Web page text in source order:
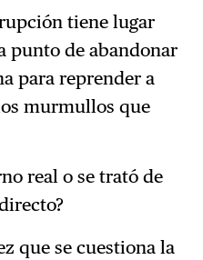
tiene lugar
punto de abandonar
para reprender a
murmullos que
real o se trató de
que se cuestiona la